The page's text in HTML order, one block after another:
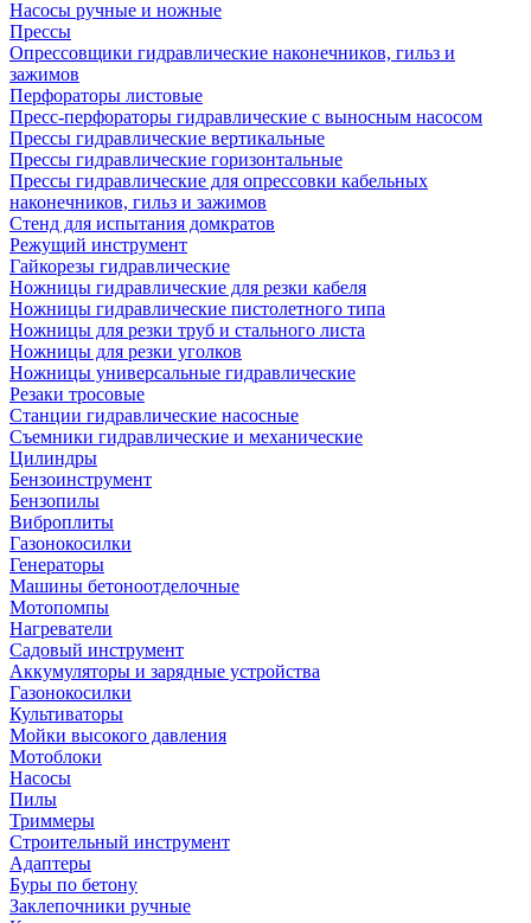
Насосы ручные и ножные
Прессы
Опрессовщики гидравлические наконечников, гильз и
зажимов
Перфораторы листовые
Пресс-перфораторы гидравлические с выносным насосом
Прессы гидравлические вертикальные
Прессы гидравлические горизонтальные
Прессы гидравлические для опрессовки кабельных
наконечников, гильз и зажимов
Стенд для испытания домкратов
Режущий инструмент
Гайкорезы гидравлические
Ножницы гидравлические для резки кабеля
Ножницы гидравлические пистолетного типа
Ножницы для резки труб и стального листа
Ножницы для резки уголков
Ножницы универсальные гидравлические
Резаки тросовые
Станции гидравлические насосные
Съемники гидравлические и механические
Цилиндры
Бензоинструмент
Бензопилы
Виброплиты
Газонокосилки
Генераторы
Машины бетоноотделочные
Мотопомпы
Нагреватели
Садовый инструмент
Аккумуляторы и зарядные устройства
Газонокосилки
Культиваторы
Мойки высокого давления
Мотоблоки
Насосы
Пилы
Триммеры
Строительный инструмент
Адаптеры
Буры по бетону
Заклепочники ручные